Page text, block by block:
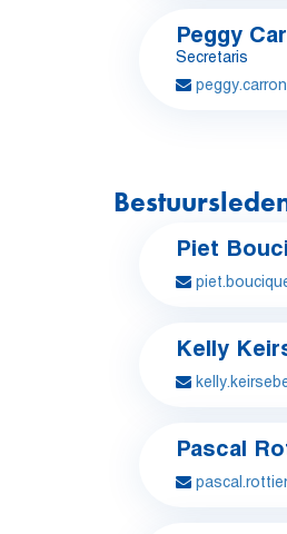
Peggy
Secretaris
Piet
Kelly
Pascal